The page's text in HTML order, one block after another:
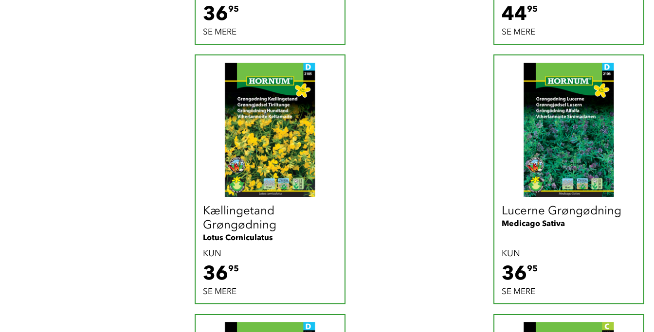
3695
SE MERE
4495
SE MERE
Kællingetand
Grøngødning
Lotus Corniculatus
KUN
3695
SE MERE
Lucerne Grøngødning
Medicago Sativa
KUN
3695
SE MERE